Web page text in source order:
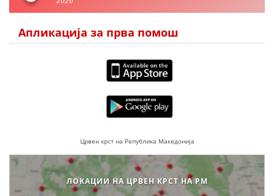
Апликација за прва помош
Црвен крст на Република Македонија
ЛОКАЦИИ НА ЦРВЕН КРСТ НА РМ